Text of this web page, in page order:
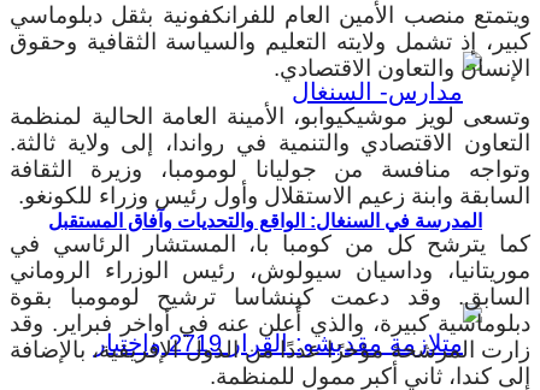
المدرسة في السنغال: الواقع والتحديات وآفاق المستقبل
ويتمتع منصب الأمين العام للفرانكفونية بثقل دبلوماسي
كبير، إذ تشمل ولايته التعليم والسياسة الثقافية وحقوق
الإنسان والتعاون الاقتصادي.
وتسعى لويز موشيكيوابو، الأمينة العامة الحالية لمنظمة
التعاون الاقتصادي والتنمية في رواندا، إلى ولاية ثالثة.
وتواجه منافسة من جوليانا لومومبا، وزيرة الثقافة
السابقة وابنة زعيم الاستقلال وأول رئيس وزراء للكونغو.
كما يترشح كل من كومبا با، المستشار الرئاسي في
موريتانيا، وداسيان سيولوش، رئيس الوزراء الروماني
السابق. وقد دعمت كينشاسا ترشيح لومومبا بقوة
دبلوماسية كبيرة، والذي أُعلن عنه في أواخر فبراير. وقد
زارت المرشحة مؤخرًا عددًا من الدول الإفريقية، بالإضافة
إلى كندا، ثاني أكبر ممول للمنظمة.